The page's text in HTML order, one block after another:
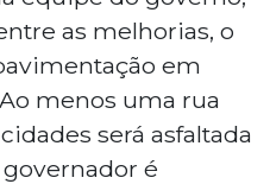
as melhorias, o
em
menos uma rua
será asfaltada
é